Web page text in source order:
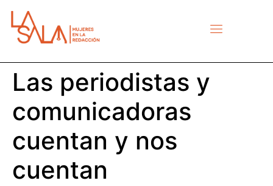
Las periodistas y
comunicadoras
cuentan y nos
cuentan